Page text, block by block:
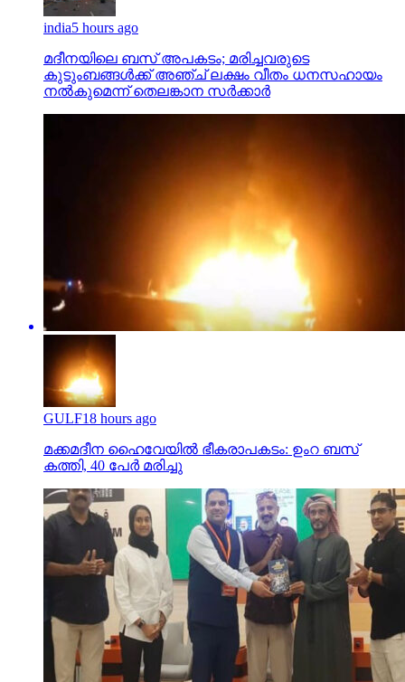
india5 hours ago
മദീനയിലെ ബസ് അപകടം; മരിച്ചവരുടെ
കുടുംബങ്ങള്‍ക്ക് അഞ്ച് ലക്ഷം വീതം ധനസഹായം
നല്‍കുമെന്ന് തെലങ്കാന സര്‍ക്കാര്‍
GULF18 hours ago
മക്കമദീന ഹൈവേയില്‍ ഭീകരാപകടം: ഉംറ ബസ്
കത്തി, 40 പേര്‍ മരിച്ചു